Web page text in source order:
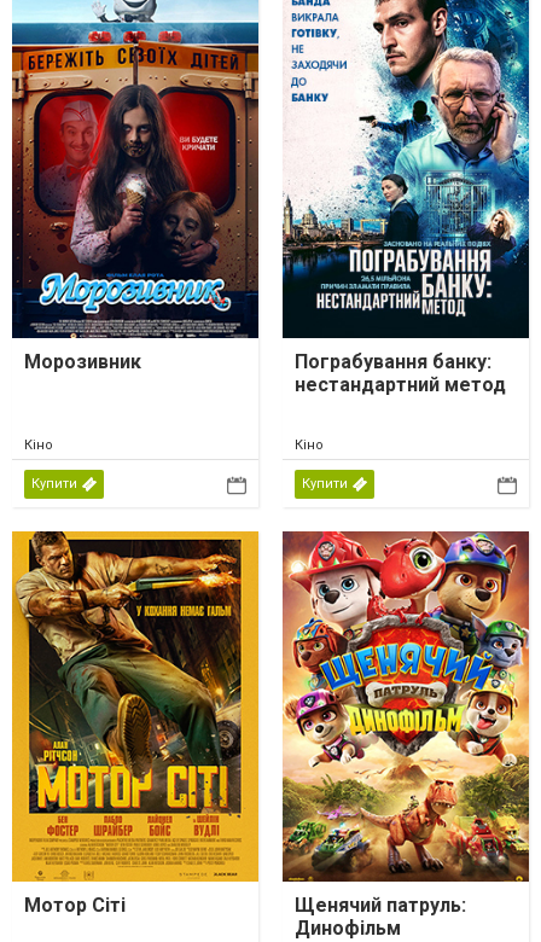
Морозивник
Кіно
Купити
Пограбування банку:
нестандартний метод
Кіно
Купити
Мотор Сіті
Щенячий патруль:
Динофільм